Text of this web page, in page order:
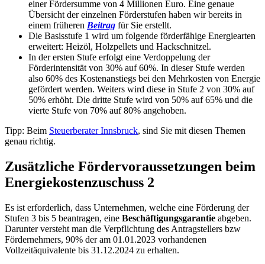
einer Fördersumme von 4 Millionen Euro. Eine genaue
Übersicht der einzelnen Förderstufen haben wir bereits in
einem früheren Beitrag für Sie erstellt.
Die Basisstufe 1 wird um folgende förderfähige Energiearten
erweitert: Heizöl, Holzpellets und Hackschnitzel.
In der ersten Stufe erfolgt eine Verdoppelung der
Förderintensität von 30% auf 60%. In dieser Stufe werden
also 60% des Kostenanstiegs bei den Mehrkosten von Energie
gefördert werden. Weiters wird diese in Stufe 2 von 30% auf
50% erhöht. Die dritte Stufe wird von 50% auf 65% und die
vierte Stufe von 70% auf 80% angehoben.
Tipp: Beim Steuerberater Innsbruck, sind Sie mit diesen Themen
genau richtig.
Zusätzliche Fördervoraussetzungen beim
Energiekostenzuschuss 2
Es ist erforderlich, dass Unternehmen, welche eine Förderung der
Stufen 3 bis 5 beantragen, eine Beschäftigungsgarantie abgeben.
Darunter versteht man die Verpflichtung des Antragstellers bzw
Fördernehmers, 90% der am 01.01.2023 vorhandenen
Vollzeitäquivalente bis 31.12.2024 zu erhalten.